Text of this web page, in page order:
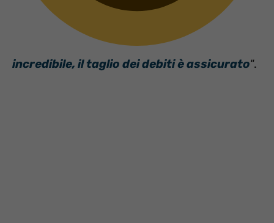
incredibile, il taglio dei debiti è assicurato“.